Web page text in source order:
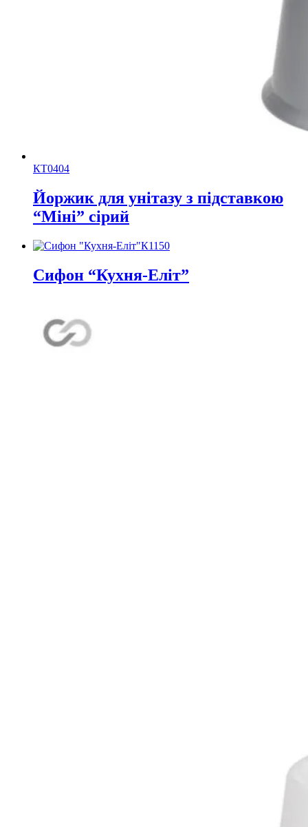
КТ0404
Йоржик для унітазу з підставкою
“Міні” сірий
К1150
Сифон “Кухня-Еліт”